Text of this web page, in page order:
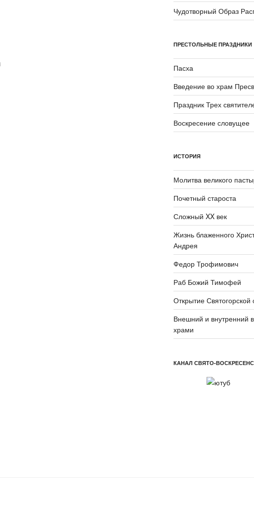
Чудотворный Образ
ПРЕСТОЛЬНЫЕ ПРАЗДНИКИ
Пасха
Введение во храм
Праздник Трех
Воскресение словущее
ИСТОРИЯ
Молитва великого
Почетный староста
Сложный XX век
Жизнь блаженного
Андрея
Федор Трофимович
Раб Божий Тимофей
Открытие Святогорской
Внешний и внутренний
храми
КАНАЛ СВЯТО-